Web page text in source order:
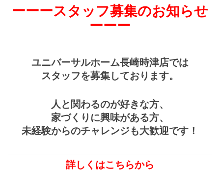
ーーースタッフ募集のお知らせ
ーーー
ユニバーサルホーム長崎時津店では
スタッフを募集しております。
人と関わるのが好きな方、
家づくりに興味がある方、
未経験からのチャレンジも大歓迎です！
詳しくはこちらから